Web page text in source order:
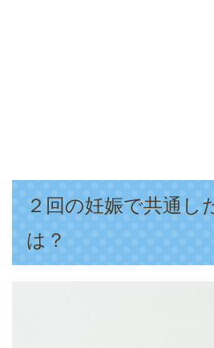
２回の妊娠で共通し
は？